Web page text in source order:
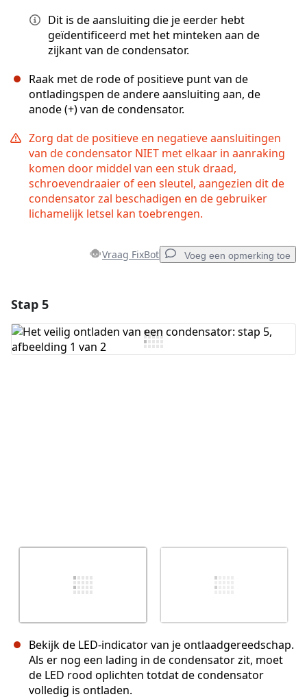
Dit is de aansluiting die je eerder hebt
geïdentificeerd met het minteken aan de
zijkant van de condensator.
Raak met de rode of positieve punt van de
ontladingspen de andere aansluiting aan, de
anode (+) van de condensator.
Zorg dat de positieve en negatieve aansluitingen
van de condensator NIET met elkaar in aanraking
komen door middel van een stuk draad,
schroevendraaier of een sleutel, aangezien dit de
condensator zal beschadigen en de gebruiker
lichamelijk letsel kan toebrengen.
Vraag FixBot Voeg een opmerking toe
Voeg opmerking toe
Stap 5
Bekijk de LED-indicator van je ontlaadgereedschap.
Als er nog een lading in de condensator zit, moet
de LED rood oplichten totdat de condensator
volledig is ontladen.